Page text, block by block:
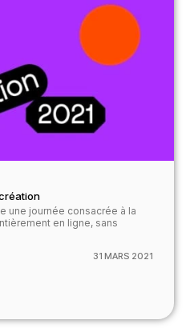
une journée consacrée à la
en ligne, sans
31 MARS 2021